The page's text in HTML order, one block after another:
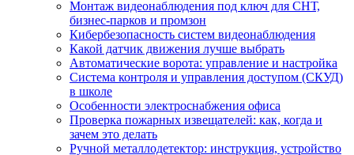
Монтаж видеонаблюдения под ключ для СНТ,
бизнес‑парков и промзон
Кибербезопасность систем видеонаблюдения
Какой датчик движения лучше выбрать
Автоматические ворота: управление и настройка
Система контроля и управления доступом (СКУД)
в школе
Особенности электроснабжения офиса
Проверка пожарных извещателей: как, когда и
зачем это делать
Ручной металлодетектор: инструкция, устройство